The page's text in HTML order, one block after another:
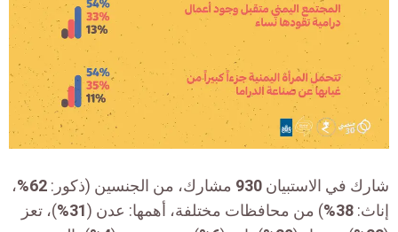
شارك في الاستبيان 930 مشارك، من الجنسين (ذكور: 62%
،
إناث: 38% ) من محافظات مختلفة، أهمها: عدن (31%
)، تعز